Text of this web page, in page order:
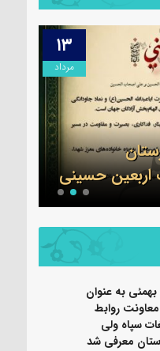
۱۳
مرداد
اربعین حسینی
به عنوان
روابط
سپاه ولی
معرفی شد